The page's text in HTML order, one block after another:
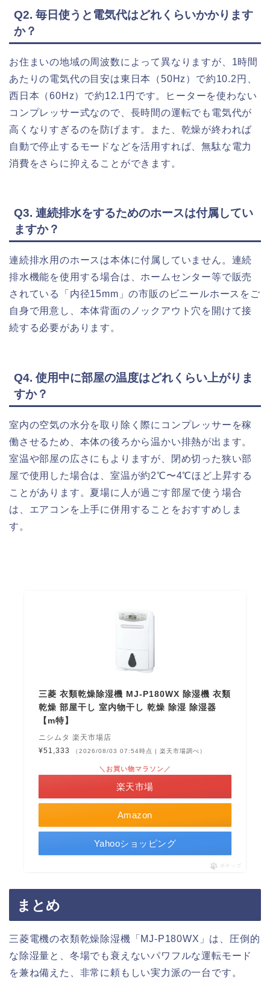
Q2. 毎日使うと電気代はどれくらいかかります
か？
お住まいの地域の周波数によって異なりますが、1時間
あたりの電気代の目安は東日本（50Hz）で約10.2円、
西日本（60Hz）で約12.1円です。ヒーターを使わない
コンプレッサー式なので、長時間の運転でも電気代が
高くなりすぎるのを防げます。また、乾燥が終われば
自動で停止するモードなどを活用すれば、無駄な電力
消費をさらに抑えることができます。
Q3. 連続排水をするためのホースは付属してい
ますか？
連続排水用のホースは本体に付属していません。連続
排水機能を使用する場合は、ホームセンター等で販売
されている「内径15mm」の市販のビニールホースをご
自身で用意し、本体背面のノックアウト穴を開けて接
続する必要があります。
Q4. 使用中に部屋の温度はどれくらい上がりま
すか？
室内の空気の水分を取り除く際にコンプレッサーを稼
働させるため、本体の後ろから温かい排熱が出ます。
室温や部屋の広さにもよりますが、閉め切った狭い部
屋で使用した場合は、室温が約2℃〜4℃ほど上昇する
ことがあります。夏場に人が過ごす部屋で使う場合
は、エアコンを上手に併用することをおすすめしま
す。
三菱 衣類乾燥除湿機 MJ-P180WX 除湿機 衣類
乾燥 部屋干し 室内物干し 乾燥 除湿 除湿器
【m特】
ニシムタ 楽天市場店
¥51,333
（2026/08/03 07:54時点 | 楽天市場調べ）
Amazon
＼お買い物マラソン／
楽天市場
Yahooショッピング
ポチップ
まとめ
三菱電機の衣類乾燥除湿機「MJ-P180WX」は、圧倒的
な除湿量と、冬場でも衰えないパワフルな運転モード
を兼ね備えた、非常に頼もしい実力派の一台です。